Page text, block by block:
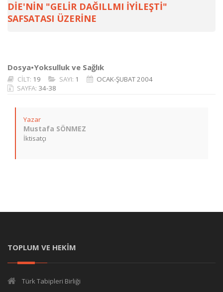
DİE'NİN "GELİR DAĞILLMI İYİLEŞTİ"
SAFSATASI ÜZERİNE
Dosya•Yoksulluk ve Sağlık
CİLT: 19 SAYI: 1
OCAK-ŞUBAT 2004
SAYFA: 34-38
Yazar
Mustafa SÖNMEZ
İktisatçı
TOPLUM VE HEKİM
Türk Tabipleri Birliği